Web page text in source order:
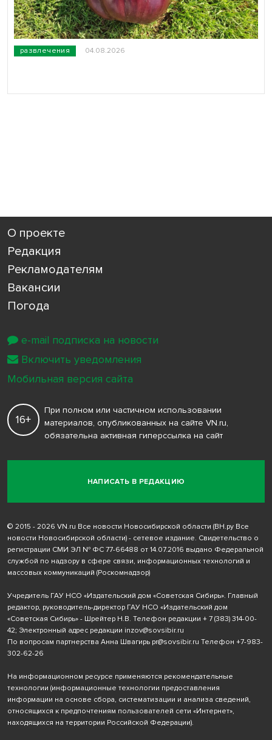
развлечения 04.08.2026
О проекте
Редакция
Рекламодателям
Вакансии
Погода
НАПИСАТЬ В РЕДАКЦИЮ
16+
При полном или частичном использовании
материалов, опубликованных на сайте VN.ru,
обязательна активная гиперссылка на сайт
© 2015 - 2026 VN.ru Все новости Новосибирской области (ВН.ру Все
новости Новосибирской области) - сетевое издание. Свидетельство о
регистрации СМИ ЭЛ № ФС 77-66488 от 14.07.2016 выдано Федеральной
службой по надзору в сфере связи, информационных технологий и
массовых коммуникаций (Роскомнадзор)
Учредитель ГАУ НСО «Издательский дом «Советская Сибирь». Главный
редактор, руководитель-директор ГАУ НСО «Издательский дом
«Советская Сибирь» - Шрейтер Н.В. Телефон редакции + 7 (383) 314-00-
42; Электронный адрес редакции inzov@sovsibir.ru
По вопросам партнерства Анна Швагирь pr@sovsibir.ru Телефон +7-983-
302-62-26
На информационном ресурсе применяются рекомендательные
технологии (информационные технологии предоставления
информации на основе сбора, систематизации и анализа сведений,
относящихся к предпочтениям пользователей сети «Интернет»,
находящихся на территории Российской Федерации).
e-mail подписка на новости
Включить уведомления
Мобильная версия сайта